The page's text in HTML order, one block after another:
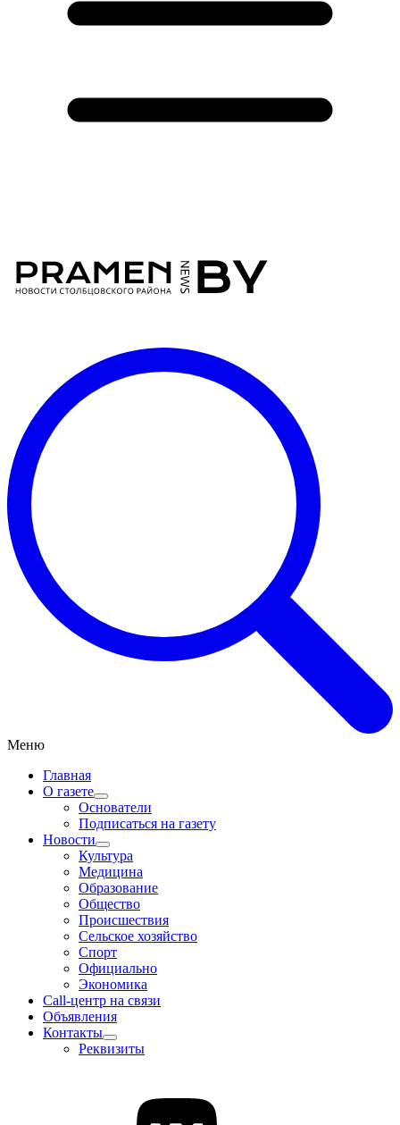
Меню
Главная
О газете
Основатели
Подписаться на газету
Новости
Культура
Медицина
Образование
Общество
Происшествия
Сельское хозяйство
Спорт
Официально
Экономика
Call-центр на связи
Объявления
Контакты
Реквизиты